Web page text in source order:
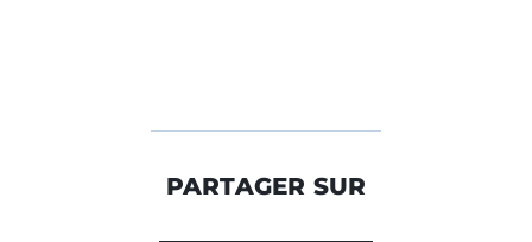
PARTAGER SUR